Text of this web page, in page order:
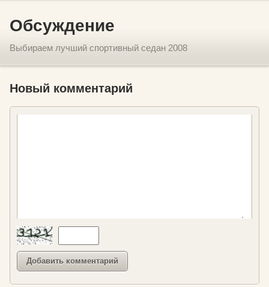
Обсуждение
Выбираем лучший спортивный седан 2008
Новый комментарий